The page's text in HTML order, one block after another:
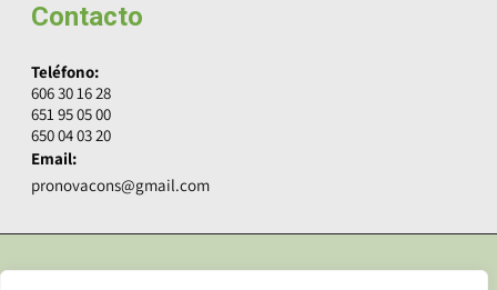
Contacto
Teléfono:
606 30 16 28
651 95 05 00
650 04 03 20
Email:
pronovacons@gmail.com